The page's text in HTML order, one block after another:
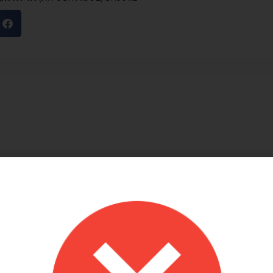
אפשרות נוחה
יפה זמין מפורט
לנפח את הבלונים